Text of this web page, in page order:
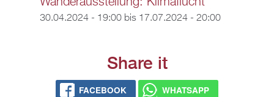
30.04.2024 - 19:00bis 17.07.2024 - 20:00
Share it
FACEBOOK WHATSAPP